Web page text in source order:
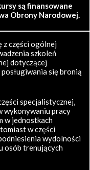
są finansowane
Obrony Narodowej.
z części ogólnej
szkoleń
dotyczącej
się bronią
specjalistycznej,
wykonywaniu pracy
w jednostkach
w części
wydolności
osób trenujących